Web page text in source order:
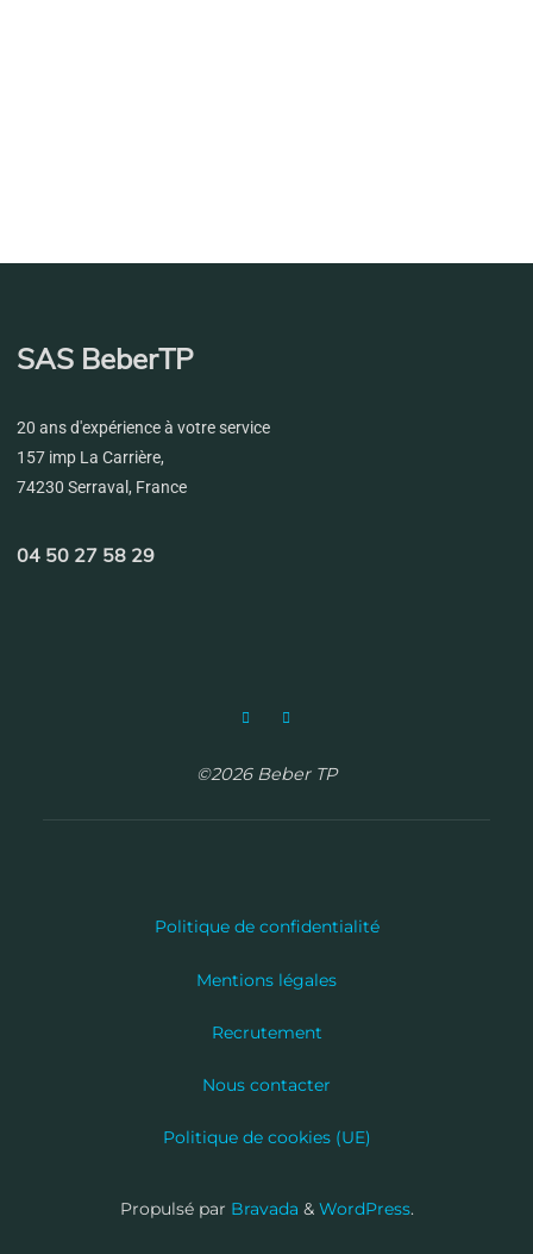
SAS BeberTP
20 ans d'expérience à votre service
157 imp La Carrière,
74230 Serraval, France
04 50 27 58 29
©2026 Beber TP
Politique de confidentialité
Mentions légales
Recrutement
Nous contacter
Politique de cookies (UE)
Propulsé par Bravada & WordPress.